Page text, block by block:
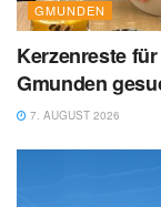
GMUNDEN
Kerzenreste
Gmunden
7. AUGUST 2026